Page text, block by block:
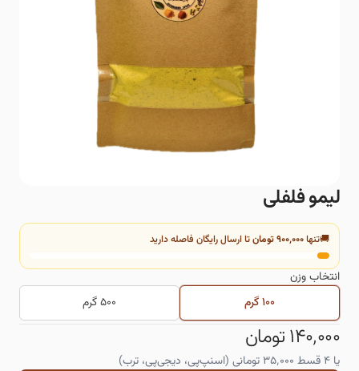
لیمو فلفلی
🚚تنها۹۰۰٬۰۰۰ تومان تا ارسال رایگان فاصله دارید
انتخابوزن
۱۰۰ گرم
۵۰۰ گرم
۱۴۰٬۰۰۰ تومان
یا ۴ قسط ۳۵٬۰۰۰تومانی (اسنپ‌پی، دیجی‌پی، ترب)